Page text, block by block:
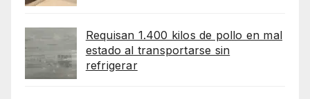
Requisan 1.400 kilos de pollo en mal
estado al transportarse sin
refrigerar